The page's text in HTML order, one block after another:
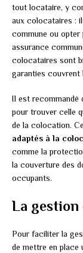
tout locataire, y
aux colocataires :
commune ou opter
assurance
colocataires sont
garanties couvrent
Il est recommandé
pour trouver celle
de la colocation.
adaptés à la
comme la
la couverture des
occupants.
La gestion
Pour faciliter la
de mettre en place